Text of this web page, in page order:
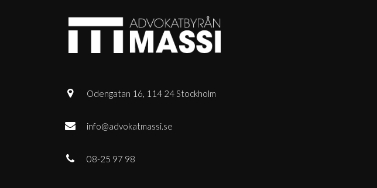
Odengatan 16, 114 24 Stockholm
info@advokatmassi.se
08-25 97 98